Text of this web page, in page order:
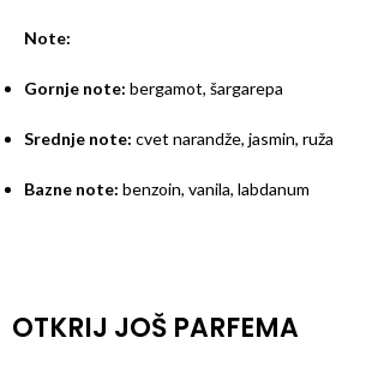
Note:
Gornje note: bergamot, šargarepa
Srednje note: cvet narandže, jasmin, ruža
Bazne note: benzoin, vanila, labdanum
OTKRIJ JOŠ PARFEMA